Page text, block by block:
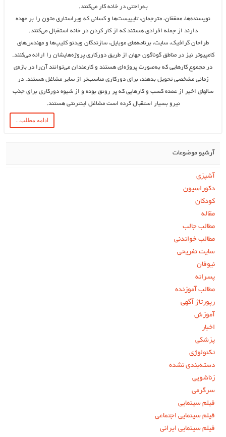
به‌راحتی در خانه کار می‌کنند.
نویسنده‌‌ها، محققان، مترجمان، تایپیست‌ها و کسانی که ویراستاری متون را بر عهده
دارند از جمله افرادی هستند که از کار کردن در خانه استقبال می‌کنند.
طراحان گرافیک، سایت، برنامه‌های موبایل، سازندگان ویدئو کلیپ‌ها و مهندس‌های
کامپیوتر نیز در مناطق گوناگون جهان از طریق دورکاری پروژه‌هایشان را ارائه می‌کنند.
در مجموع کارهایی که به‌صورت پروژه‌ای هستند و کارمندان می‌توانند آن‌را در بازه‌ی
زمانی مشخصی تحویل بدهند، برای دورکاری مناسب‌تر از سایر مشاغل هستند. در
سالهای اخیر از عمده کسب و کارهایی که پر رونق بوده و از شیوه دورکاری برای جذب
نیرو بسیار استقبال کرده است مشاغل اینترنتی هستند.
ادامه مطلب...
آرشیو موضوعات
آشپزی
دکوراسیون
کودکان
مقاله
مطالب جالب
مطالب خواندنی
سایت تفریحی
نیوفان
پسرانه
مطالب آموزنده
رپورتاژ آگهی
آموزش
اخبار
پزشکی
تکنولوژی
دسته‌بندی نشده
زناشویی
سرگرمی
فیلم سینمایی
فیلم سینمایی اجتماعی
فیلم سینمایی ایرانی